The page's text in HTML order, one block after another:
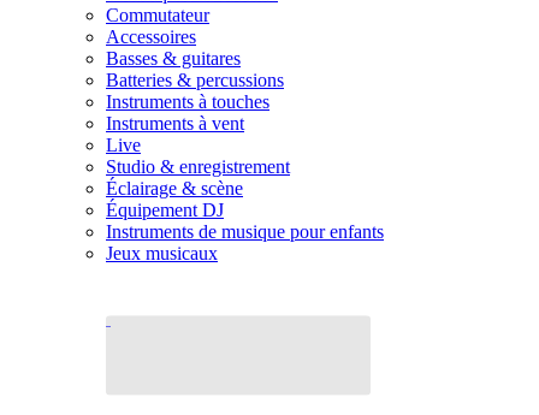
Commutateur
Accessoires
Basses & guitares
Batteries & percussions
Instruments à touches
Instruments à vent
Live
Studio & enregistrement
Éclairage & scène
Équipement DJ
Instruments de musique pour enfants
Jeux musicaux